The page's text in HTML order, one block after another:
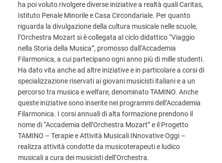
ha poi voluto rivolgere diverse iniziative a realtà quali Caritas,
Istituto Penale Minorile e Casa Circondariale. Per quanto
riguarda la divulgazione della cultura musicale nelle scuole,
l’Orchestra Mozart si è collegata al ciclo didattico “Viaggio
nella Storia della Musica”, promosso dall’Accademia
Filarmonica, a cui partecipano ogni anno più di mille studenti.
Ha dato vita anche ad altre iniziative e in particolare a corsi di
specializzazione riservati ai giovani musicisti italiani e a un
percorso tra musica e welfare, denominato TAMINO. Anche
queste iniziative sono inserite nei programmi dell’Accademia
Filarmonica. I corsi annuali di alta formazione prendono il
nome di “Accademia dell’Orchestra Mozart” e il Progetto
TAMINO – Terapie e Attività Musicali INnovative Oggi –
realizza attività condotte da musicoterapeuti e ludico
musicali a cura dei musicisti dell’Orchestra.